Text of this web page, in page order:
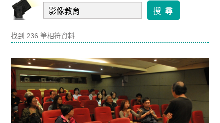
搜 尋
找到 236 筆相符資料